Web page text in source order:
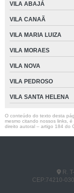
VILA ABAJÁ
VILA CANAÃ
VILA MARIA LUIZA
VILA MORAES
VILA NOVA
VILA PEDROSO
VILA SANTA HELENA
O conteúdo do texto desta
mesmo citando nossos links,
direito autoral – artigo 184 do
R.
CEP:74210-030